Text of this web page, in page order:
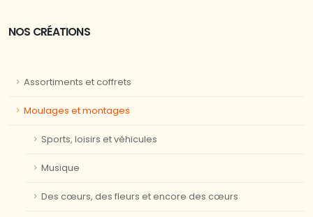
NOS CRÉATIONS
Assortiments et coffrets
Moulages et montages
Sports, loisirs et véhicules
Musique
Des cœurs, des fleurs et encore des cœurs